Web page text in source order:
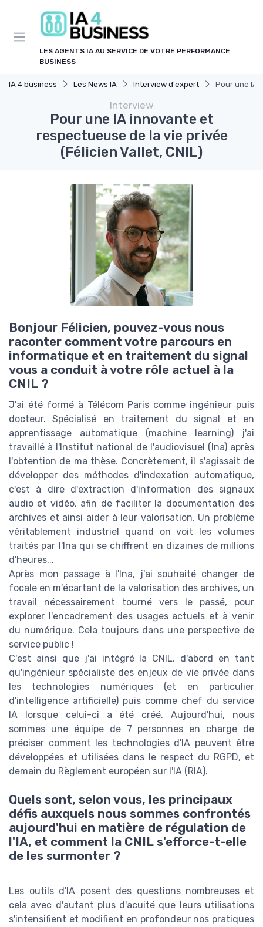
LES AGENTS IA AU SERVICE DE VOTRE PERFORMANCE
BUSINESS
IA 4 business Les News IA Interview d'expert Pour une IA
Interview
Pour une IA innovante et
respectueuse de la vie privée
(Félicien Vallet, CNIL)
Bonjour Félicien, pouvez-vous nous
raconter comment votre parcours en
informatique et en traitement du signal
vous a conduit à votre rôle actuel à la
CNIL ?
J'ai été formé à Télécom Paris comme ingénieur puis
docteur. Spécialisé en traitement du signal et en
apprentissage automatique (machine learning) j'ai
travaillé à l'Institut national de l'audiovisuel (Ina) après
l'obtention de ma thèse. Concrètement, il s'agissait de
développer des méthodes d'indexation automatique,
c'est à dire d'extraction d'information des signaux
audio et vidéo, afin de faciliter la documentation des
archives et ainsi aider à leur valorisation. Un problème
véritablement industriel quand on voit les volumes
traités par l'Ina qui se chiffrent en dizaines de millions
d'heures...
Après mon passage à l'Ina, j'ai souhaité changer de
focale en m'écartant de la valorisation des archives, un
travail nécessairement tourné vers le passé, pour
explorer l'encadrement des usages actuels et à venir
du numérique. Cela toujours dans une perspective de
service public !
C'est ainsi que j'ai intégré la CNIL, d'abord en tant
qu'ingénieur spécialiste des enjeux de vie privée dans
les technologies numériques (et en particulier
d'intelligence artificielle) puis comme chef du service
IA lorsque celui-ci a été créé. Aujourd'hui, nous
sommes une équipe de 7 personnes en charge de
préciser comment les technologies d'IA peuvent être
développées et utilisées dans le respect du RGPD, et
demain du Règlement européen sur l'IA (RIA).
Quels sont, selon vous, les principaux
défis auxquels nous sommes confrontés
aujourd'hui en matière de régulation de
l'IA, et comment la CNIL s'efforce-t-elle
de les surmonter ?
Les outils d'IA posent des questions nombreuses et
cela avec d'autant plus d'acuité que leurs utilisations
s'intensifient et modifient en profondeur nos pratiques